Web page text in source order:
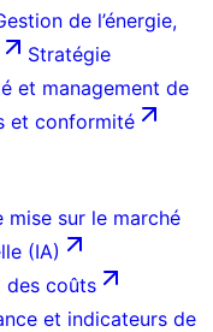
de l’énergie,
Stratégie
et management de
et conformité
mise sur le marché
(IA)
des coûts
et indicateurs de